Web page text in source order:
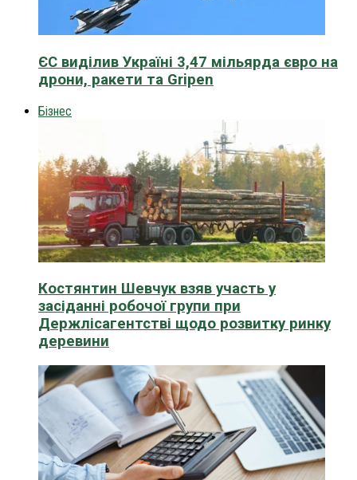
ЄС виділив Україні 3,47 мільярда євро на
дрони, ракети та Gripen
Бізнес
Костянтин Шевчук взяв участь у
засіданні робочої групи при
Держлісагентстві щодо розвитку ринку
деревини